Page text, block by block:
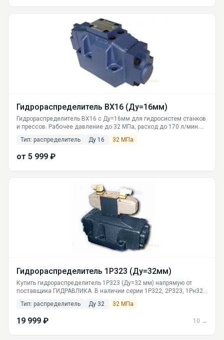
Гидрораспределитель ВХ16 (Ду=16мм)
Гидрораспределитель ВХ16 с Ду=16мм для гидросистем станков
и прессов. Рабочее давление до 32 МПа, расход до 170 л/мин.
Тип: распределитель Ду 16 32 МПа
от 5 999 ₽
Гидрораспределитель 1Р323 (Ду=32мм)
Купить гидрораспределитель 1Р323 (Ду=32 мм) напрямую от
поставщика ГИДРАВЛИКА. В наличии серии 1Р322, 2Р323, 1Рн323
Технические характеристики, габариты, описание.
Тип: распределитель Ду 32 32 МПа
19 999 ₽ 10 →